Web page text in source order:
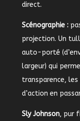
direct.
Scénographie :
projection. Un
auto-porté
largeur) qui
transparence, les
d’action en
Sly Johnson, pur